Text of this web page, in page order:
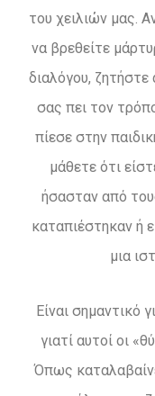
του χειλιών μας.
να βρεθείτε
διαλόγου,
σας πει τον
πίεσε στην
μάθετε ότι
ήσασταν από
καταπιέστηκαν ή
μια
Είναι σημαντικό
γιατί αυτοί οι
Όπως